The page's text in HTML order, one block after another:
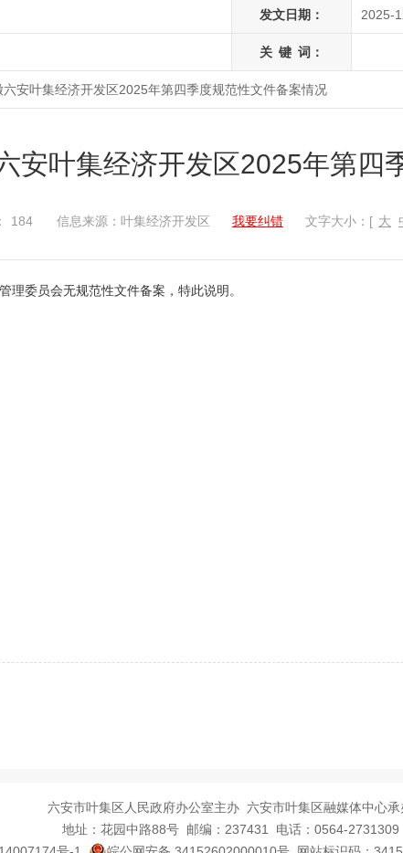
发文日期： 2025-
关 键 词：
六安叶集经济开发区2025年第四季度规范性文件备案情况
安叶集经济开发区2025年第四
184 信息来源：叶集经济开发区 我要纠错 文字大小：[ 大
理委员会无规范性文件备案，特此说明。
六安市叶集区人民政府办公室主办 六安市叶集区融媒体中心承
地址：花园中路88号 邮编：237431 电话：0564-2731309